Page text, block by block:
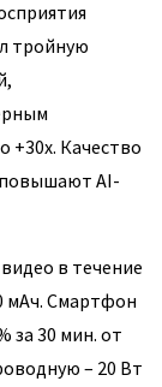
тройную
+30х. Качество
AI-
в течение
мАч. Смартфон
за 30 мин. от
– 20 Вт